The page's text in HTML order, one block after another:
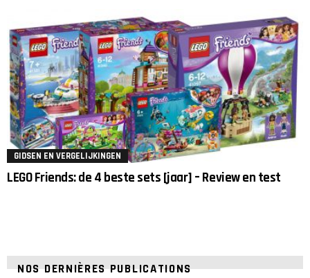
GIDSEN EN VERGELIJKINGEN
LEGO Friends: de 4 beste sets [jaar] – Review en test
NOS DERNIÈRES PUBLICATIONS